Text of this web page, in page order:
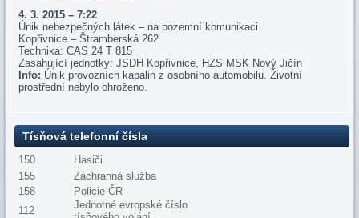
4. 3. 2015 – 7:22
Únik nebezpečných látek – na pozemní komunikaci
Kopřivnice – Štramberská 262
Technika: CAS 24 T 815
Zasahující jednotky: JSDH Kopřivnice, HZS MSK Nový Jičín
Info: Únik provozních kapalin z osobního automobilu. Životní
prostřední nebylo ohroženo.
Tísňová telefonní čísla
150
Hasiči
155
Záchranná služba
158
Policie ČR
112
Jednotné evropské číslo